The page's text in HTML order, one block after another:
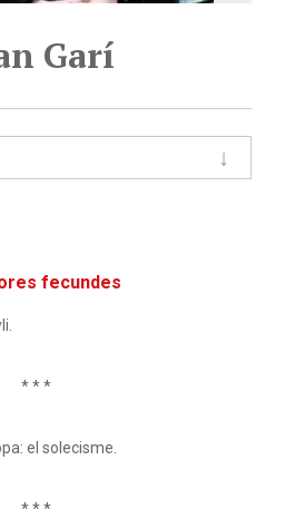
Garí
fecundes
* * *
el solecisme.